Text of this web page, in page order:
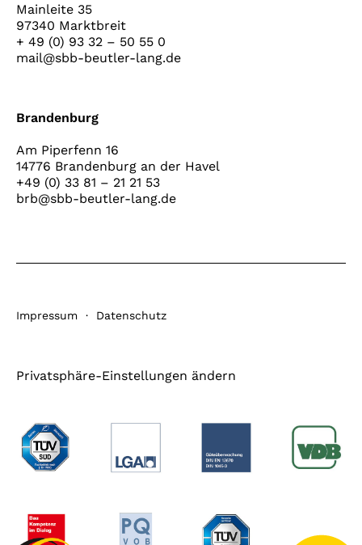
Mainleite 35
97340 Marktbreit
+ 49 (0) 93 32 – 50 55 0
mail@sbb-beutler-lang.de
Brandenburg
Am Piperfenn 16
14776 Brandenburg an der Havel
+49 (0) 33 81 – 21 21 53
brb@sbb-beutler-lang.de
Privatsphäre-Einstellungen ändern
Impressum · Datenschutz